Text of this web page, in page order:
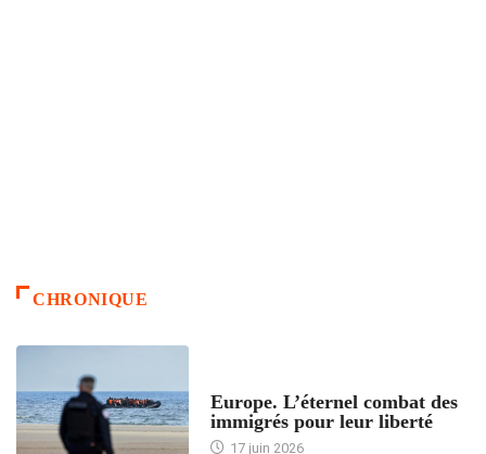
CHRONIQUE
Europe. L’éternel combat des
immigrés pour leur liberté
17 juin 2026